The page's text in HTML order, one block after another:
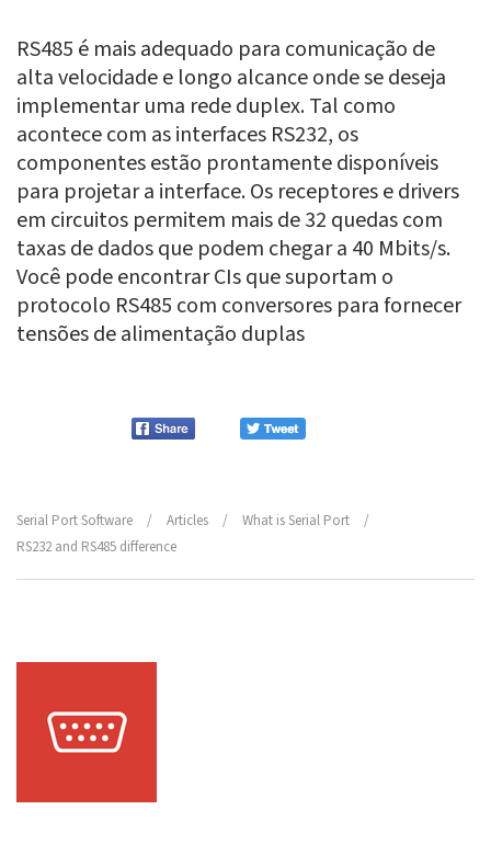
RS485 é mais adequado para comunicação de
alta velocidade e longo alcance onde se deseja
implementar uma rede duplex. Tal como
acontece com as interfaces RS232, os
componentes estão prontamente disponíveis
para projetar a interface. Os receptores e drivers
em circuitos permitem mais de 32 quedas com
taxas de dados que podem chegar a 40 Mbits/s.
Você pode encontrar CIs que suportam o
protocolo RS485 com conversores para fornecer
tensões de alimentação duplas
Serial Port Software / Articles / What is Serial Port
/
RS232 and RS485 difference